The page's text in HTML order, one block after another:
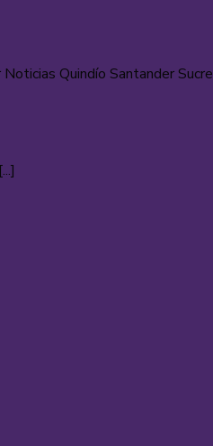
Quindío Santander Sucre